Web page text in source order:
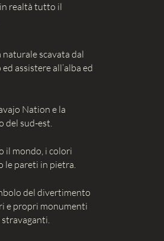
realtà tutto il
naturale scavata dal
assistere all’alba ed
Nation e la
del sud-est.
il mondo, i colori
le pareti in pietra.
del divertimento
e propri monumenti